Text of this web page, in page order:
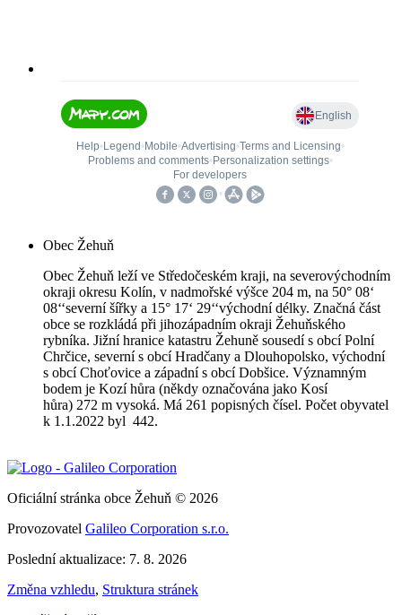
Obec Žehuň
Obec Žehuň leží ve Středočeském kraji, na severovýchodním
okraji okresu Kolín, v nadmořské výšce 204 m, na 50° 08‘
08‘‘severní šířky a 15° 17‘ 29‘‘východní délky. Značná část
obce se rozkládá při jihozápadním okraji Žehuňského
rybníka. Jižní hranice katastru Žehuně sousedí s obcí Polní
Chrčice, severní s obcí Hradčany a Dlouhopolsko, východní
s obcí Choťovice a západní s obcí Dobšice. Významným
bodem je Kozí hůra (někdy označována jako Kosí
hůra) 272 m vysoká. Má 261 popisných čísel. Počet obyvatel
k 1.1.2022 byl 442.
Oficiální stránka obce Žehuň © 2026
Provozovatel Galileo Corporation s.r.o.
Poslední aktualizace: 7. 8. 2026
Změna vzhledu, Struktura stránek